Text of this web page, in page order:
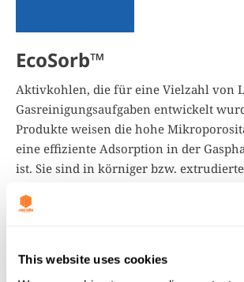
This website uses cookies
EcoSorb™
Aktivkohlen, die für eine Vielzahl von
Gasreinigungsaufgaben entwickelt
Produkte weisen die hohe
eine effiziente Adsorption in der
ist. Sie sind in körniger bzw.
säuregewaschene Versionen, stehen